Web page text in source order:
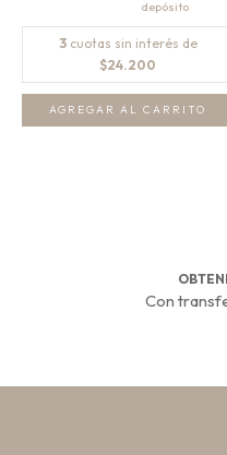
3 cuotas sin interés de
$24.200
Con